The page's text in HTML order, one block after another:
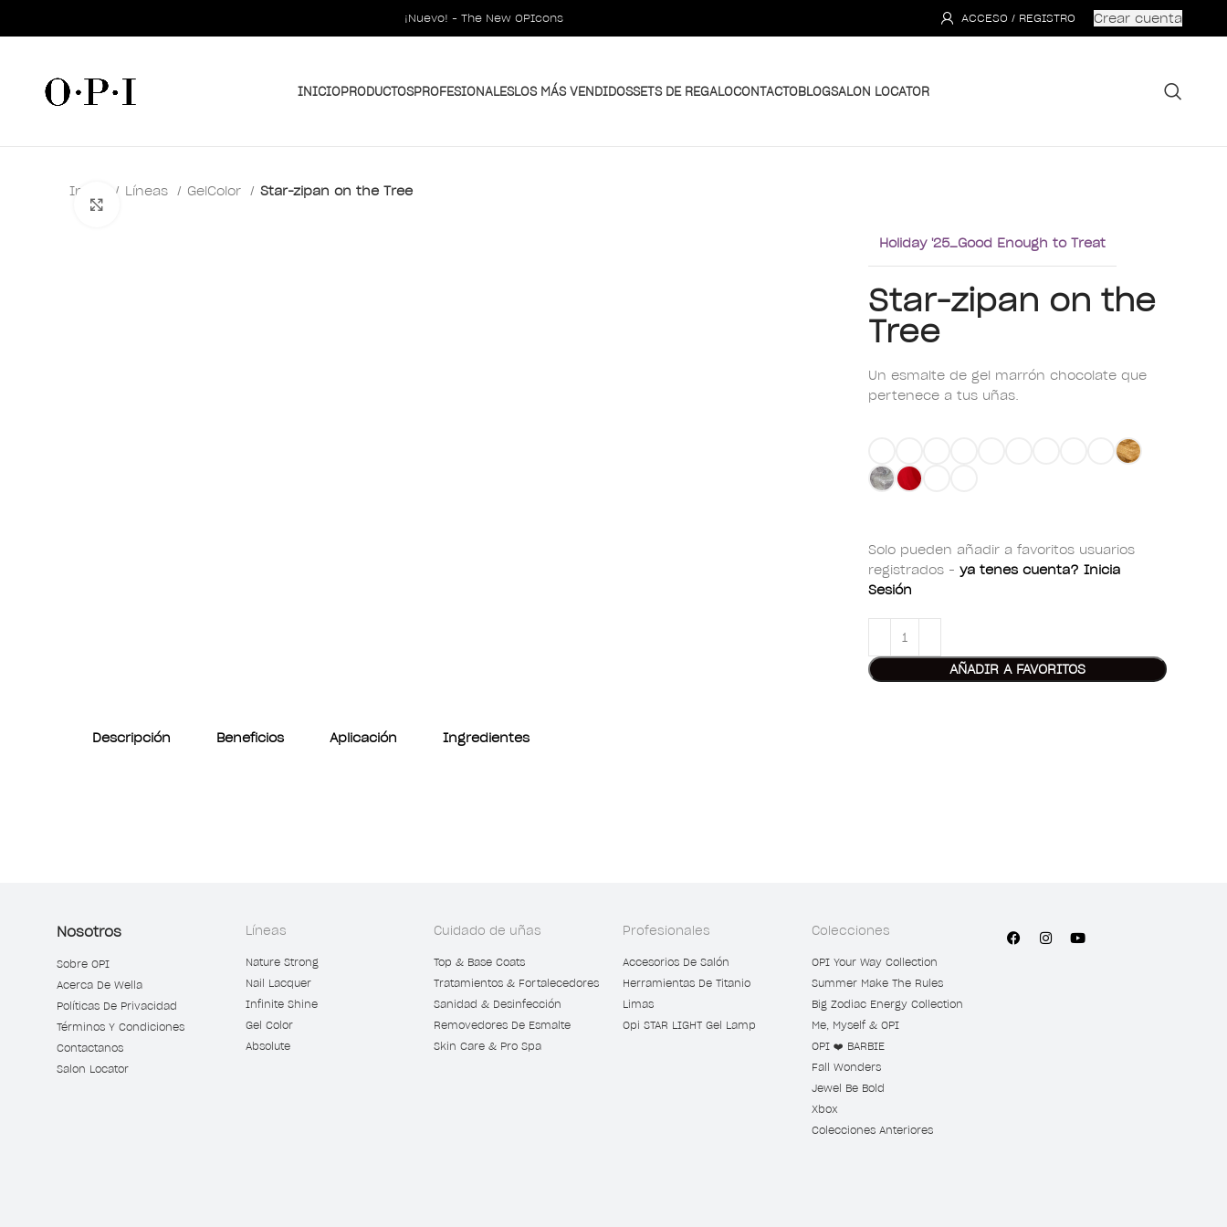
¡Nuevo! - The New OPIcons ACCESO / REGISTRO Crear cuenta
INICIOPRODUCTOSPROFESIONALESLOS MÁS VENDIDOSSETS DE REGALOCONTACTOBLOGSALON LOCATOR
Inicio Líneas GelColor Star-zipan on the Tree
Holiday '25_Good Enough to Treat
Star-zipan on the
Tree
Un esmalte de gel marrón chocolate que
pertenece a tus uñas.
Solo pueden añadir a favoritos usuarios
registrados - ya tenes cuenta? Inicia
Sesión
AÑADIR A FAVORITOS
Descripción Beneficios Aplicación Ingredientes
Nosotros
Sobre OPI
Acerca De Wella
Políticas De Privacidad
Términos Y Condiciones
Contactanos
Salon Locator
Líneas
Nature Strong
Nail Lacquer
Infinite Shine
Gel Color
Absolute
Cuidado de uñas
Top & Base Coats
Tratamientos & Fortalecedores
Sanidad & Desinfección
Removedores De Esmalte
Skin Care & Pro Spa
Profesionales
Accesorios De Salón
Herramientas De Titanio
Limas
Opi STAR LIGHT Gel Lamp
Colecciones
OPI Your Way Collection
Summer Make The Rules
Big Zodiac Energy Collection
Me, Myself & OPI
OPI ❤️ BARBIE
Fall Wonders
Jewel Be Bold
Xbox
Colecciones Anteriores